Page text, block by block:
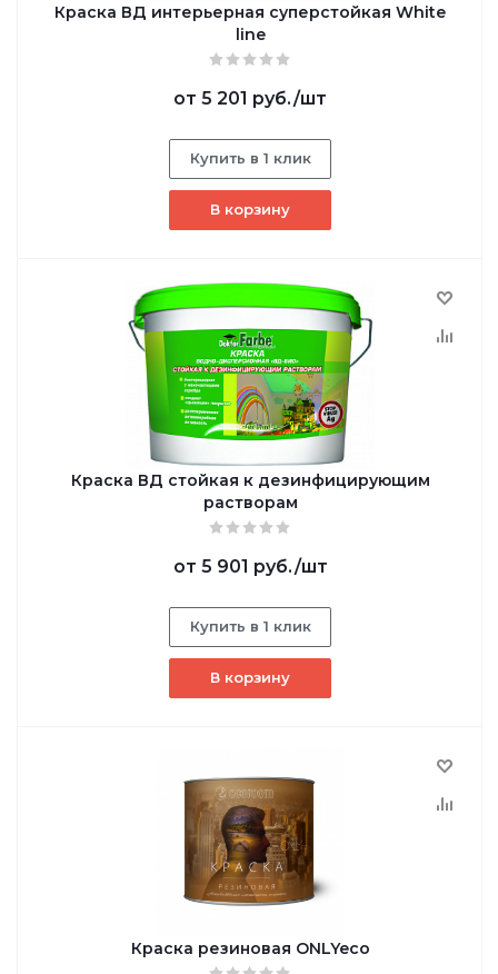
Краска ВД интерьерная суперстойкая White
line
от 5 201 руб./шт
Купить в 1 клик
В корзину
Краска ВД стойкая к дезинфицирующим
растворам
от 5 901 руб./шт
Купить в 1 клик
В корзину
Краска резиновая ONLYeco